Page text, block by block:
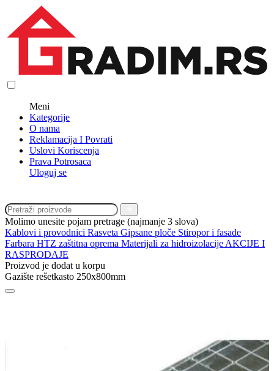
Meni
Kategorije
O nama
Reklamacija I Povrati
Uslovi Koriscenja
Prava Potrosaca
Uloguj se
Molimo unesite pojam pretrage (najmanje 3 slova)
Kablovi i provodnici Rasveta Gipsane ploče Stiropor i fasade
Farbara HTZ zaštitna oprema Materijali za hidroizolacije AKCIJE I
RASPRODAJE
Proizvod je dodat u korpu
Gazište rešetkasto 250x800mm